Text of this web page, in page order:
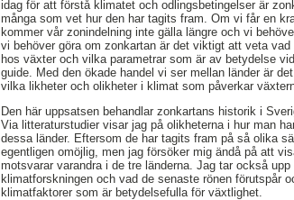
idag för att förstå klimatet och odlingsbetingelser är
många som vet hur den har tagits fram. Om vi får en
kommer vår zonindelning inte gälla längre och vi
vi behöver göra om zonkartan är det viktigt att veta
hos växter och vilka parametrar som är av betydelse
guide. Med den ökade handel vi ser mellan länder är
vilka likheter och olikheter i klimat som påverkar
Den här uppsatsen behandlar zonkartans historik i
Via litteraturstudier visar jag på olikheterna i hur man
dessa länder. Eftersom de har tagits fram på så olika
egentligen omöjlig, men jag försöker mig ändå på att
motsvarar varandra i de tre länderna. Jag tar också
klimatforskningen och vad de senaste rönen förutspår
klimatfaktorer som är betydelsefulla för växtlighet.